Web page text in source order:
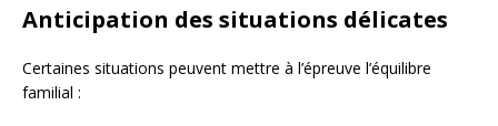
Anticipation des situations délicates
Certaines situations peuvent mettre à l’épreuve l’équilibre
familial :